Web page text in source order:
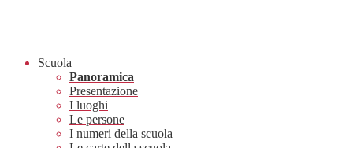
Scuola
Panoramica
Presentazione
I luoghi
Le persone
I numeri della scuola